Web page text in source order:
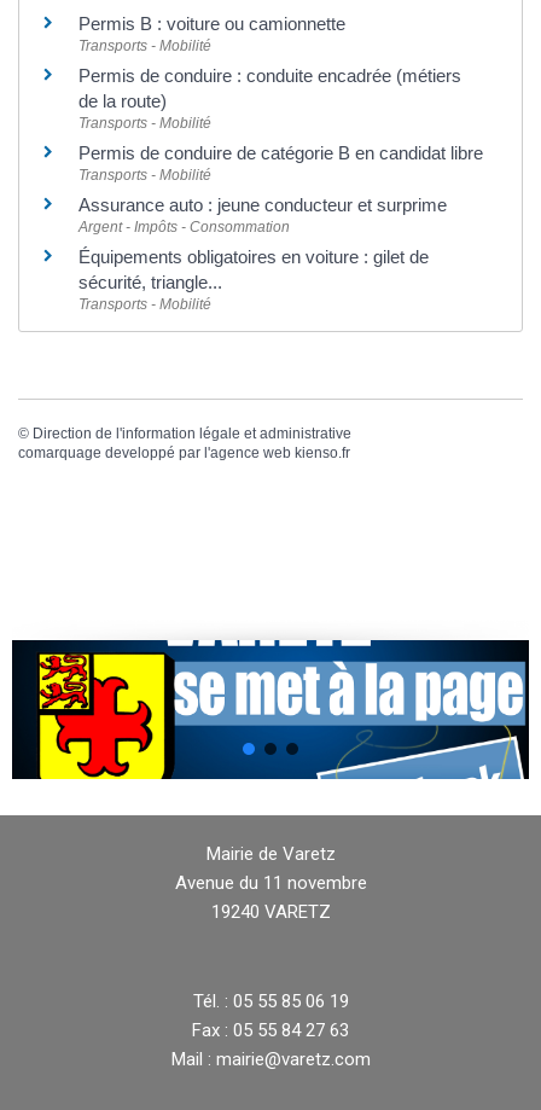
Permis B : voiture ou camionnette
Transports - Mobilité
Permis de conduire : conduite encadrée (métiers
de la route)
Transports - Mobilité
Permis de conduire de catégorie B en candidat libre
Transports - Mobilité
Assurance auto : jeune conducteur et surprime
Argent - Impôts - Consommation
Équipements obligatoires en voiture : gilet de
sécurité, triangle...
Transports - Mobilité
© Direction de l'information légale et administrative
comarquage developpé par l'agence web kienso.fr
Mairie de Varetz
Avenue du 11 novembre
19240 VARETZ
Tél. : 05 55 85 06 19
Fax : 05 55 84 27 63
Mail : mairie@varetz.com